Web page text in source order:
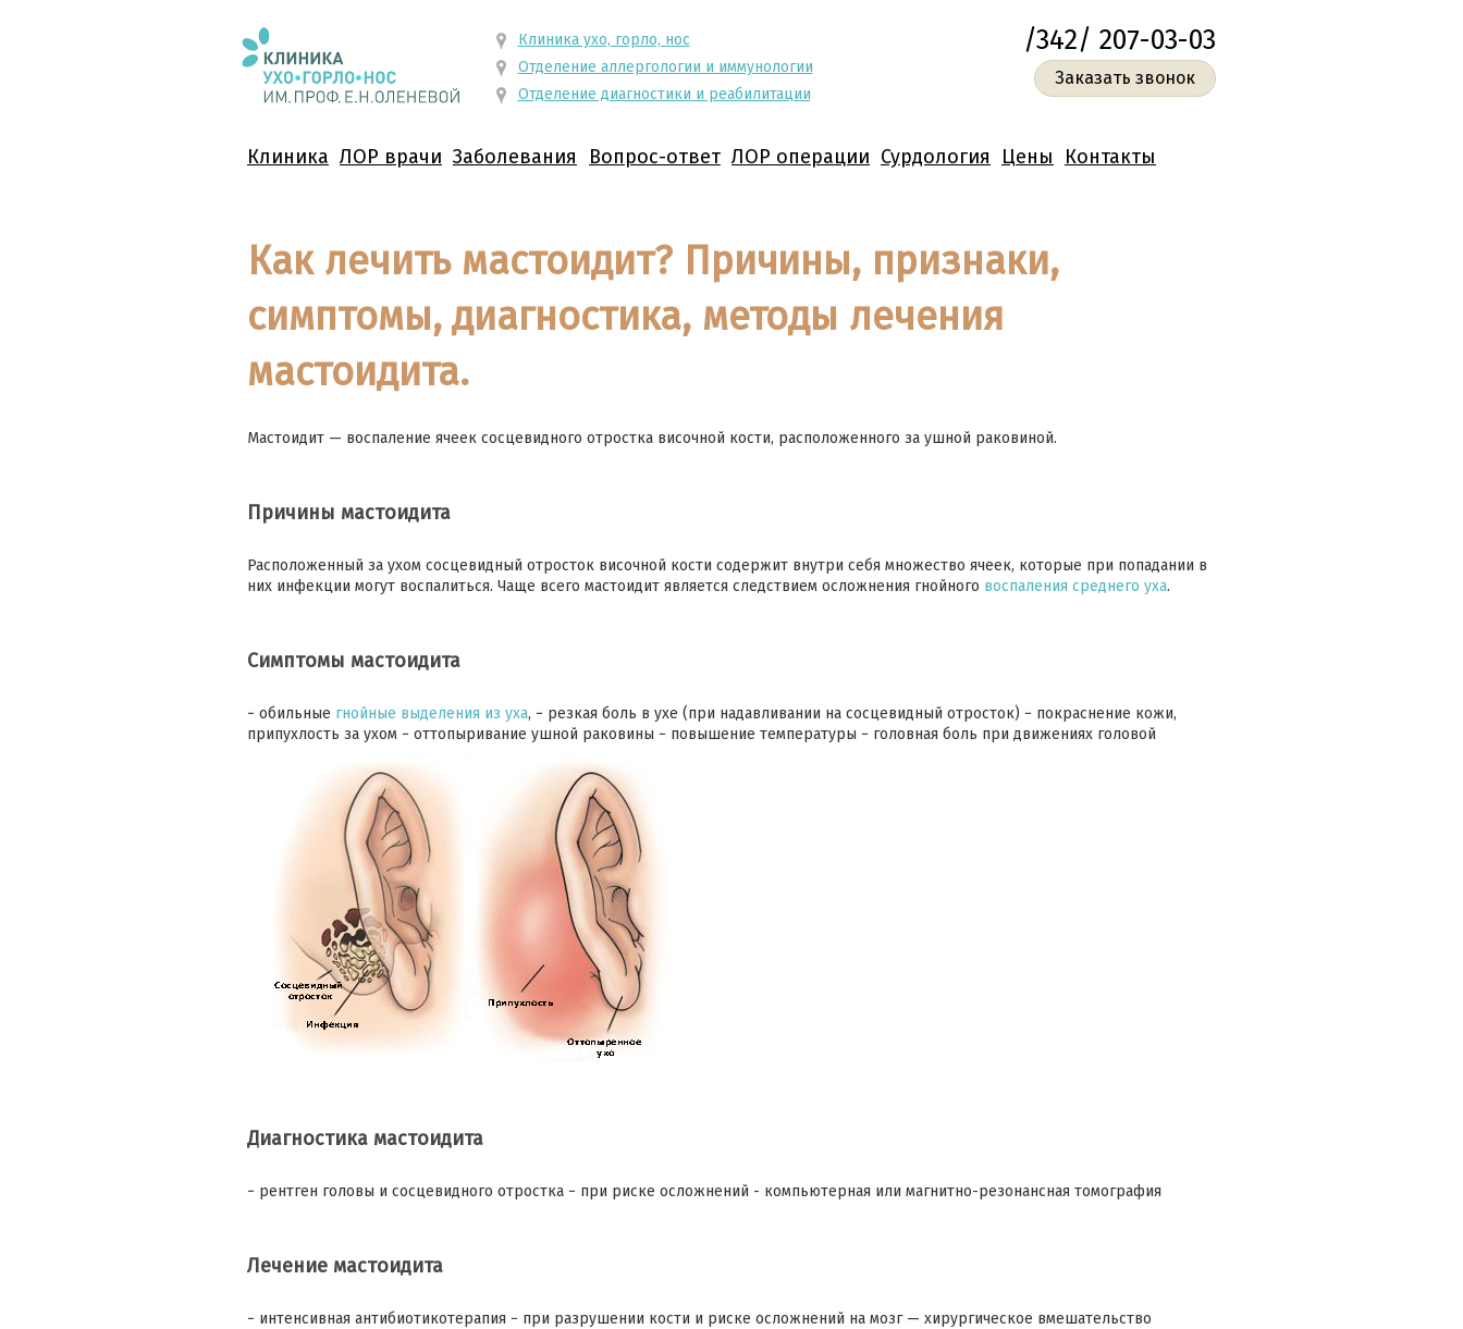
/342/ 207-03-03
Заказать звонок
Клиника ухо, горло, нос
Отделение аллергологии и иммунологии
Отделение диагностики и реабилитации
Клиника ЛОР врачи Заболевания Вопрос-ответ ЛОР операции Сурдология Цены Контакты
Как лечить мастоидит? Причины, признаки,
симптомы, диагностика, методы лечения
мастоидита.
Мастоидит — воспаление ячеек сосцевидного отростка височной кости, расположенного за ушной раковиной.
Причины мастоидита
Расположенный за ухом сосцевидный отросток височной кости содержит внутри себя множество ячеек, которые при попадании в
них инфекции могут воспалиться. Чаще всего мастоидит является следствием осложнения гнойного воспаления среднего уха.
Симптомы мастоидита
− обильные гнойные выделения из уха, − резкая боль в ухе (при надавливании на сосцевидный отросток) − покраснение кожи,
припухлость за ухом − оттопыривание ушной раковины − повышение температуры − головная боль при движениях головой
Диагностика мастоидита
− рентген головы и сосцевидного отростка − при риске осложнений - компьютерная или магнитно-резонансная томография
Лечение мастоидита
− интенсивная антибиотикотерапия − при разрушении кости и риске осложнений на мозг — хирургическое вмешательство